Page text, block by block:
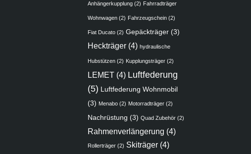
Anhängerkupplung (2) Fahrradträger
Wohnwagen (2) Fahrzeugschein (2)
Fiat Ducato (2) Gepäckträger (3)
Heckträger (4) hydraulische
Hubstützen (2) Kupplungsträger (2)
LEMET (4) Luftfederung
(5) Luftfederung Wohnmobil
(3) Menabo (2) Motorradträger (2)
Nachrüstung (3) Quad Zubehör (2)
Rahmenverlängerung (4)
Rollerträger (2) Skiträger (4)